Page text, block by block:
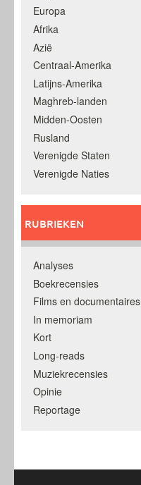
Europa
Afrika
Azië
Centraal-Amerika
Latijns-Amerika
Maghreb-landen
Midden-Oosten
Rusland
Verenigde Staten
Verenigde Naties
RUBRIEKEN
Analyses
Boekrecensies
Films en documentaires
In memoriam
Kort
Long-reads
Muziekrecensies
Opinie
Reportage